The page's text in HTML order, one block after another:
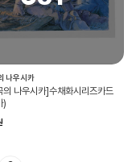
나우시카
의 나우시카]수채화시리즈카드
)